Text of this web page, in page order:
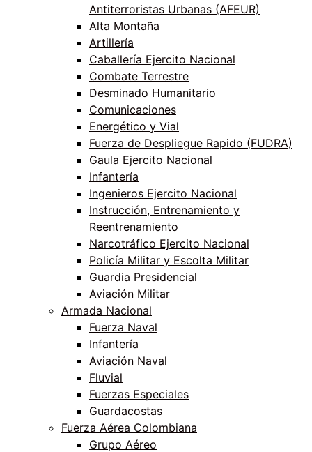
Antiterroristas Urbanas (AFEUR)
Alta Montaña
Artillería
Caballería Ejercito Nacional
Combate Terrestre
Desminado Humanitario
Comunicaciones
Energético y Vial
Fuerza de Despliegue Rapido (FUDRA)
Gaula Ejercito Nacional
Infantería
Ingenieros Ejercito Nacional
Instrucción, Entrenamiento y
Reentrenamiento
Narcotráfico Ejercito Nacional
Policía Militar y Escolta Militar
Guardia Presidencial
Aviación Militar
Armada Nacional
Fuerza Naval
Infantería
Aviación Naval
Fluvial
Fuerzas Especiales
Guardacostas
Fuerza Aérea Colombiana
Grupo Aéreo